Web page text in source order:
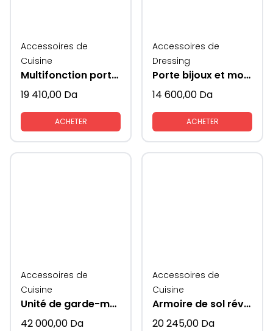
Accessoires de
Cuisine
Multifonction porte epices et couvets et couverts cotes verres supeni
19 410,00 Da
ACHETER
Accessoires de
Dressing
Porte bijoux et montres en cuir retractable supeni
14 600,00 Da
ACHETER
Accessoires de
Cuisine
Unité de garde-manger
42 000,00 Da
Accessoires de
Cuisine
Armoire de sol réversible porte mange colonne
20 245,00 Da